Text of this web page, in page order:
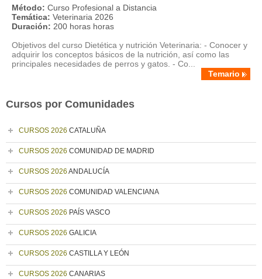
Método: Curso Profesional a Distancia
Temática: Veterinaria 2026
Duración: 200 horas horas
Objetivos del curso Dietética y nutrición Veterinaria: - Conocer y
adquirir los conceptos básicos de la nutrición, así como las
principales necesidades de perros y gatos. - Co...
Temario
Cursos por Comunidades
CURSOS 2026 CATALUÑA
CURSOS 2026 COMUNIDAD DE MADRID
CURSOS 2026 ANDALUCÍA
CURSOS 2026 COMUNIDAD VALENCIANA
CURSOS 2026 PAÍS VASCO
CURSOS 2026 GALICIA
CURSOS 2026 CASTILLA Y LEÓN
CURSOS 2026 CANARIAS